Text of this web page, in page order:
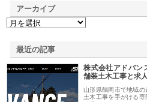
アーカイブ
最近の記事
株式会社アドバン
舗装土木工事と求
山形県鶴岡市で地域
土木工事を手がける